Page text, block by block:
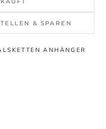
& SPAREN
ANHÄNGER